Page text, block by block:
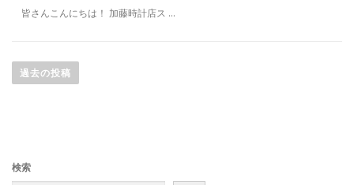
皆さんこんにちは！ 加藤時計店ス …
稿
シ
過去の投稿
検索